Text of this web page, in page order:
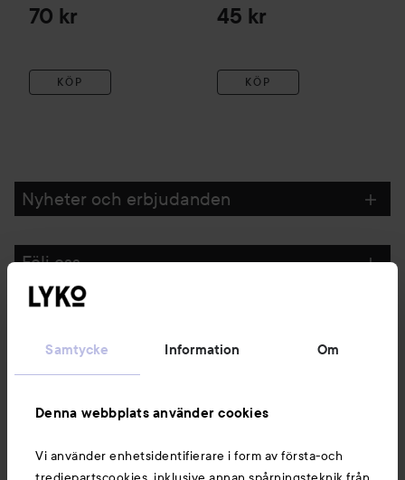
Samtycke Information Om
Denna webbplats använder cookies
Vi använder enhetsidentifierare i form av första-och
70 kr
KÖP
45 kr
KÖP
Nyheter och erbjudanden
Följ oss
Du kanske också gillar